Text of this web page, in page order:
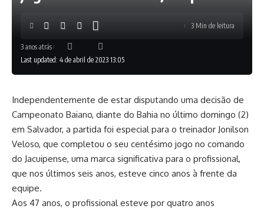
Last updated: 4 de abril de 2023 13:05
3 anos atrás
3 Min de leitura
Independentemente de estar disputando uma decisão de
Campeonato Baiano, diante do Bahia no último domingo (2)
em Salvador, a partida foi especial para o treinador Jonilson
Veloso, que completou o seu centésimo jogo no comando
do Jacuipense, uma marca significativa para o profissional,
que nos últimos seis anos, esteve cinco anos à frente da
equipe.
Aos 47 anos, o profissional esteve por quatro anos